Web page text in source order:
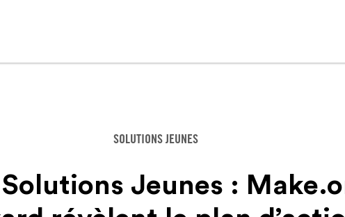
SOLUTIONS JEUNES
Jeunes :